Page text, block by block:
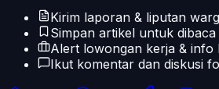
Kirim laporan & liputan
Simpan artikel untuk dibaca
Alert lowongan kerja & info
Ikut komentar dan diskusi